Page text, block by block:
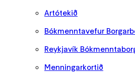
Artótekið
Bókmenntavefur
Reykjavík
Menningarkortið